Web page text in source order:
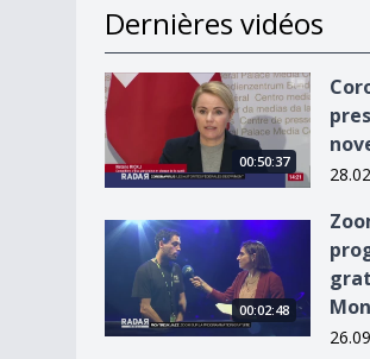
Dernières vidéos
Coronavirus : Conf de presse
00:50:37
Zoom sur la
00:02:48